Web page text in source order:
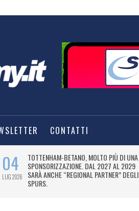
CONTATTI
04
LUG 2026
TOTTENHAM-BETANO, MOLTO PIÙ DI UNA
SPONSORIZZAZIONE. DAL 2027 AL 2029
SARÀ ANCHE “REGIONAL PARTNER” DEGLI
SPURS.